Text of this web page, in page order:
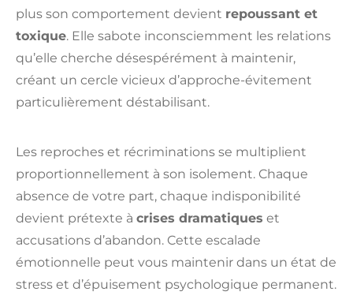
plus son comportement devient repoussant et
toxique. Elle sabote inconsciemment les relations
qu’elle cherche désespérément à maintenir,
créant un cercle vicieux d’approche-évitement
particulièrement déstabilisant.
Les reproches et récriminations se multiplient
proportionnellement à son isolement. Chaque
absence de votre part, chaque indisponibilité
devient prétexte à crises dramatiques et
accusations d’abandon. Cette escalade
émotionnelle peut vous maintenir dans un état de
stress et d’épuisement psychologique permanent.